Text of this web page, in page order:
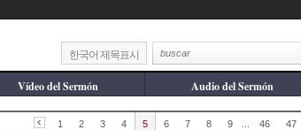
한국어 제목표시
Vídeo del Sermón Audio del Sermón
1 2 3 4 5 6 7 8 9 46 47